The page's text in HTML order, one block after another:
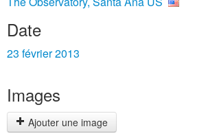
Date
23 février 2013
Images
Ajouter une image